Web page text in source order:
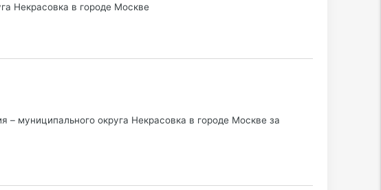
Некрасовка в городе Москве
– муниципального округа Некрасовка в городе Москве за